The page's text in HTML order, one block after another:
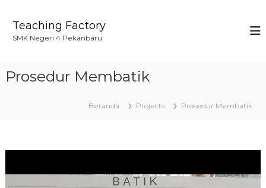
Teaching Factory
SMK Negeri 4 Pekanbaru
Prosedur Membatik
Beranda Projects Prosedur Membatik